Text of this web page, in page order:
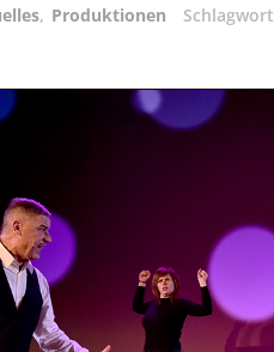
, Produktionen Schlagwort